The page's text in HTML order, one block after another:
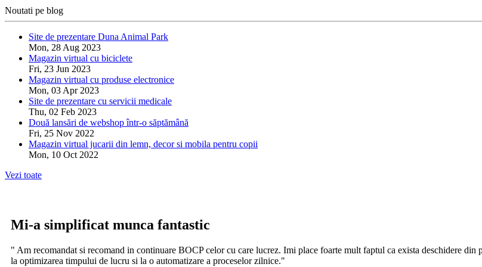
Noutati pe blog
Site de prezentare Duna Animal Park
Mon, 28 Aug 2023
Magazin virtual cu biciclete
Fri, 23 Jun 2023
Magazin virtual cu produse electronice
Mon, 03 Apr 2023
Site de prezentare cu servicii medicale
Thu, 02 Feb 2023
Două lansări de webshop într-o săptămână
Fri, 25 Nov 2022
Magazin virtual jucarii din lemn, decor si mobila pentru copii
Mon, 10 Oct 2022
Vezi toate
Mi-a simplificat munca fantastic
" Am recomandat si recomand in continuare BOCP celor cu care lucrez. Imi place foarte mult faptul ca exista deschidere din
la optimizarea timpului de lucru si la o automatizare a proceselor zilnice."